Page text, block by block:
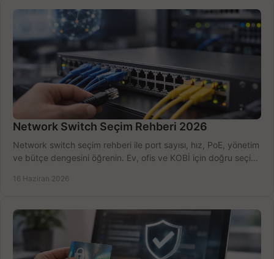
Network Switch Seçim Rehberi 2026
Network switch seçim rehberi ile port sayısı, hız, PoE, yönetim
ve bütçe dengesini öğrenin. Ev, ofis ve KOBİ için doğru seçimi
16 Haziran 2026